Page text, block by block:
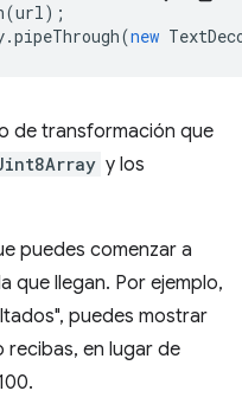
(url);
.pipeThrough(new
de transformación que
y los
puedes comenzar a
que llegan. Por ejemplo,
puedes mostrar
recibas, en lugar de